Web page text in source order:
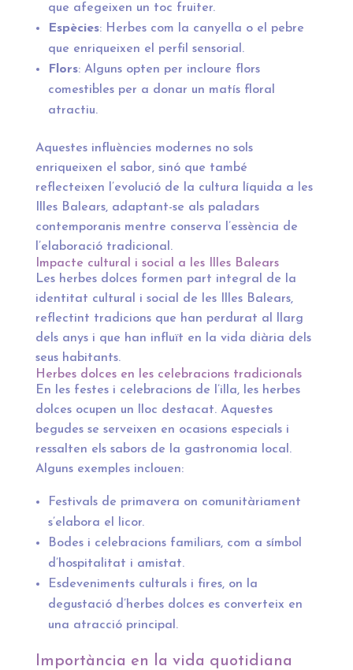
que afegeixen un toc fruiter.
Espècies: Herbes com la canyella o el pebre
que enriqueixen el perfil sensorial.
Flors: Alguns opten per incloure flors
comestibles per a donar un matís floral
atractiu.
Aquestes influències modernes no sols
enriqueixen el sabor, sinó que també
reflecteixen l’evolució de la cultura líquida a les
Illes Balears, adaptant-se als paladars
contemporanis mentre conserva l’essència de
l’elaboració tradicional.
Impacte cultural i social a les Illes Balears
Les herbes dolces formen part integral de la
identitat cultural i social de les Illes Balears,
reflectint tradicions que han perdurat al llarg
dels anys i que han influït en la vida diària dels
seus habitants.
Herbes dolces en les celebracions tradicionals
En les festes i celebracions de l’illa, les herbes
dolces ocupen un lloc destacat. Aquestes
begudes se serveixen en ocasions especials i
ressalten els sabors de la gastronomia local.
Alguns exemples inclouen:
Festivals de primavera on comunitàriament
s’elabora el licor.
Bodes i celebracions familiars, com a símbol
d’hospitalitat i amistat.
Esdeveniments culturals i fires, on la
degustació d’herbes dolces es converteix en
una atracció principal.
Importància en la vida quotidiana